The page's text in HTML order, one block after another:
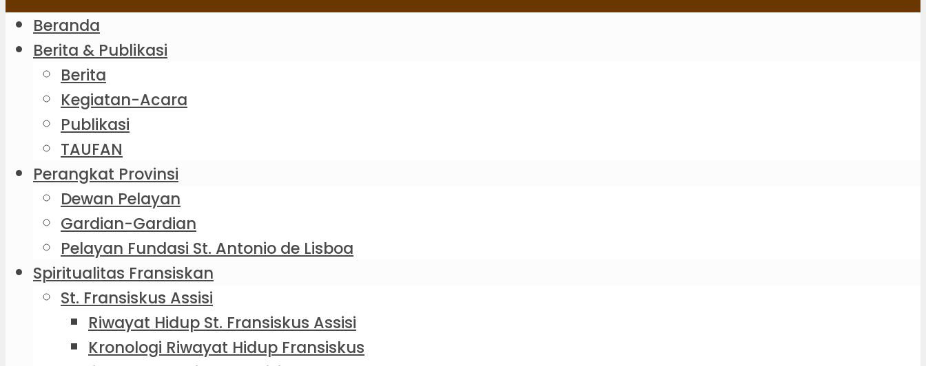
Beranda
Berita & Publikasi
Berita
Kegiatan-Acara
Publikasi
TAUFAN
Perangkat Provinsi
Dewan Pelayan
Gardian-Gardian
Pelayan Fundasi St. Antonio de Lisboa
Spiritualitas Fransiskan
St. Fransiskus Assisi
Riwayat Hidup St. Fransiskus Assisi
Kronologi Riwayat Hidup Fransiskus